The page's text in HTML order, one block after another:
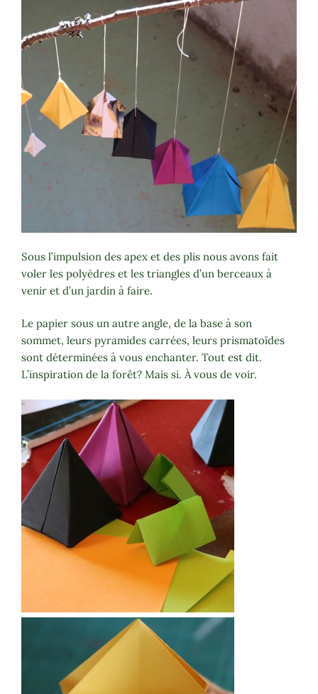
Sous l’impulsion des apex et des plis nous avons fait
voler les polyèdres et les triangles d’un berceaux à
venir et d’un jardin à faire.
Le papier sous un autre angle, de la base à son
sommet, leurs pyramides carrées, leurs prismatoïdes
sont déterminées à vous enchanter. Tout est dit.
L’inspiration de la forêt? Mais si. À vous de voir.